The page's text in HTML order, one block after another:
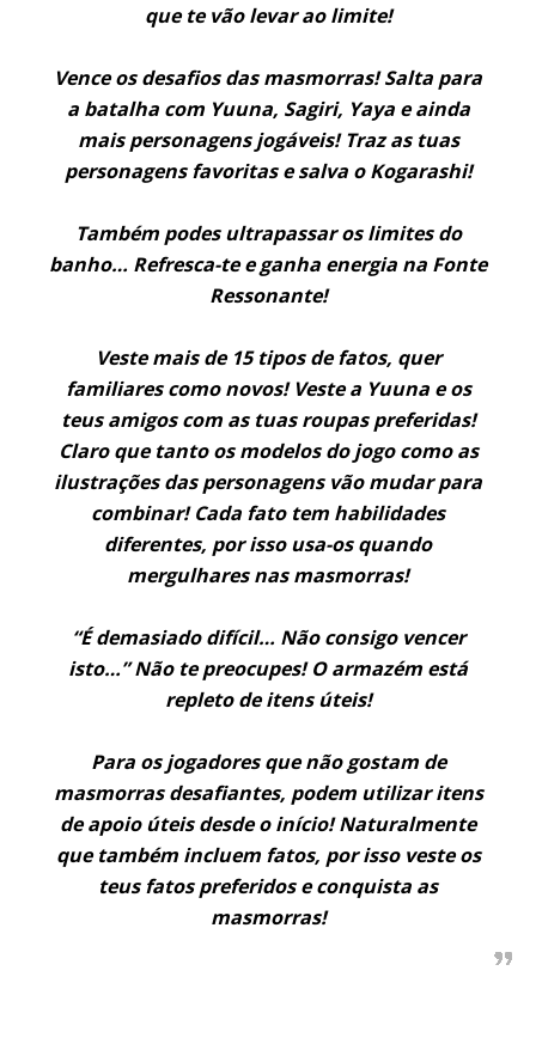
que te vão levar ao limite!
Vence os desafios das masmorras! Salta para
a batalha com Yuuna, Sagiri, Yaya e ainda
mais personagens jogáveis! Traz as tuas
personagens favoritas e salva o Kogarashi!
Também podes ultrapassar os limites do
banho… Refresca-te e ganha energia na Fonte
Ressonante!
Veste mais de 15 tipos de fatos, quer
familiares como novos! Veste a Yuuna e os
teus amigos com as tuas roupas preferidas!
Claro que tanto os modelos do jogo como as
ilustrações das personagens vão mudar para
combinar! Cada fato tem habilidades
diferentes, por isso usa-os quando
mergulhares nas masmorras!
“É demasiado difícil… Não consigo vencer
isto…” Não te preocupes! O armazém está
repleto de itens úteis!
Para os jogadores que não gostam de
masmorras desafiantes, podem utilizar itens
de apoio úteis desde o início! Naturalmente
que também incluem fatos, por isso veste os
teus fatos preferidos e conquista as
masmorras!